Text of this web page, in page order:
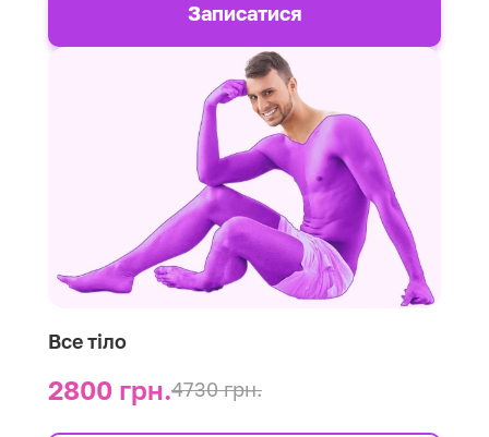
Записатися
Все тіло
2800 грн.4730 грн.